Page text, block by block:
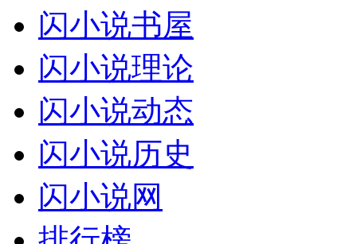
闪小说书屋
闪小说理论
闪小说动态
闪小说历史
闪小说网